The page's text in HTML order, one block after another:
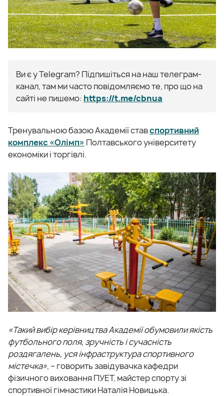
Ви є у Telegram? Підпишіться на наш телеграм-
канал, там ми часто повідомляємо те, про що на
сайті не пишемо: https://t.me/cbnua
Тренувальною базою Академії ставспортивний
комплекс «Олімп» Полтавського університету
економіки і торгівлі.
«Такий вибір керівництва Академії обумовили якість
футбольного поля, зручність і сучасність
роздягалень, уся інфраструктура спортивного
містечка», – говорить завідувачка кафедри
фізичного виховання ПУЕТ, майстер спорту зі
спортивної гімнастики Наталія Новицька.